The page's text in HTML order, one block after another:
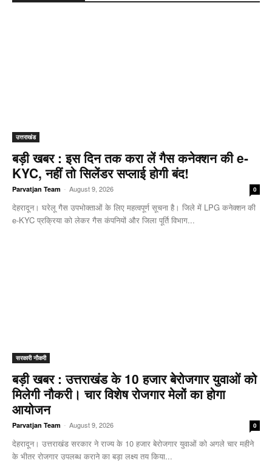
उत्तराखंड
बड़ी खबर : इस दिन तक करा लें गैस कनेक्शन की e-
KYC, नहीं तो सिलेंडर सप्लाई होगी बंद!
Parvatjan Team - August 9, 2026 0
देहरादून। घरेलू गैस उपभोक्ताओं के लिए महत्वपूर्ण सूचना है। जिले में LPG कनेक्शन की
e-KYC प्रक्रिया को लेकर गैस कंपनियों और जिला पूर्ति विभाग...
सरकारी नौकरी
बड़ी खबर : उत्तराखंड के 10 हजार बेरोजगार युवाओं को
मिलेगी नौकरी। चार विशेष रोजगार मेलों का होगा
आयोजन
Parvatjan Team - August 9, 2026 0
देहरादून। उत्तराखंड सरकार ने राज्य के 10 हजार बेरोजगार युवाओं को अगले चार महीने
के भीतर रोजगार उपलब्ध कराने का बड़ा लक्ष्य तय किया...